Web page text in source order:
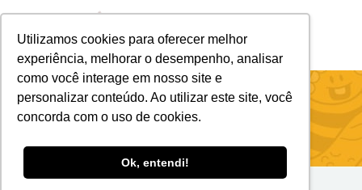
Utilizamos cookies para oferecer melhor
experiência, melhorar o desempenho, analisar
como você interage em nosso site e
personalizar conteúdo. Ao utilizar este site, você
concorda com o uso de cookies.
Ok, entendi!
Caderno Para Colorir Desenho
Animado.